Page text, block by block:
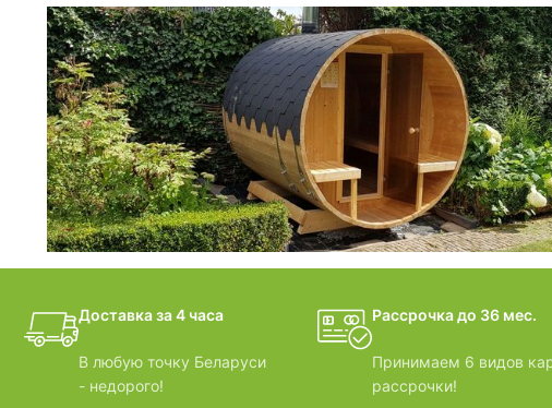
фотогалерея
ДОМИКИ
фотогалерея
БАНИ-БОЧКИ
Доставка за 4 часа
В любую точку Беларуси
- недорого!
Рассрочка до 36 мес.
Принимаем 6 видов
рассрочки!